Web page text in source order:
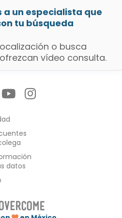
a un especialista que
tu búsqueda
o busca
vídeo consulta.
datos